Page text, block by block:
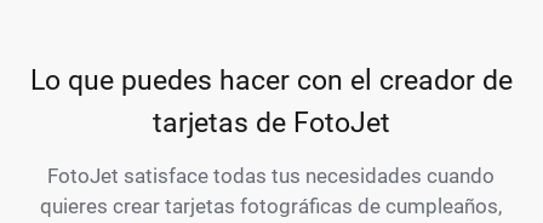
Lo que puedes hacer con el creador de
tarjetas de FotoJet
FotoJet satisface todas tus necesidades cuando
quieres crear tarjetas fotográficas de cumpleaños,